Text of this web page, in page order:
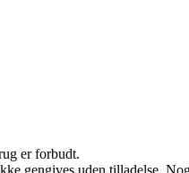
er forbudt.